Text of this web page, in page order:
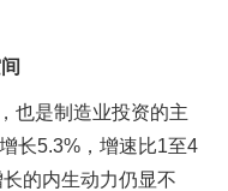
也是制造业投资的主
长5.3%，增速比1至4
的内生动力仍显不